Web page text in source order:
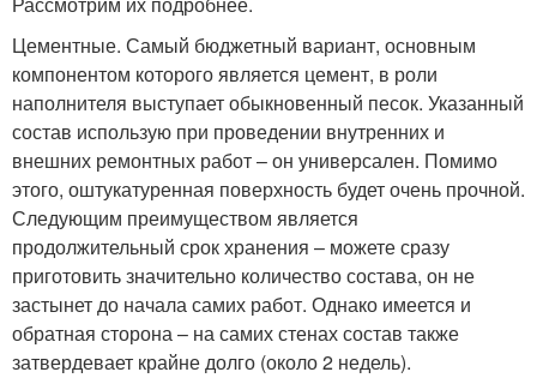
Цементные. Самый бюджетный вариант, основным
компонентом которого является цемент, в роли
наполнителя выступает обыкновенный песок. Указанный
состав использую при проведении внутренних и
внешних ремонтных работ – он универсален. Помимо
этого, оштукатуренная поверхность будет очень прочной.
Следующим преимуществом является
продолжительный срок хранения – можете сразу
приготовить значительно количество состава, он не
застынет до начала самих работ. Однако имеется и
обратная сторона – на самих стенах состав также
затвердевает крайне долго (около 2 недель).